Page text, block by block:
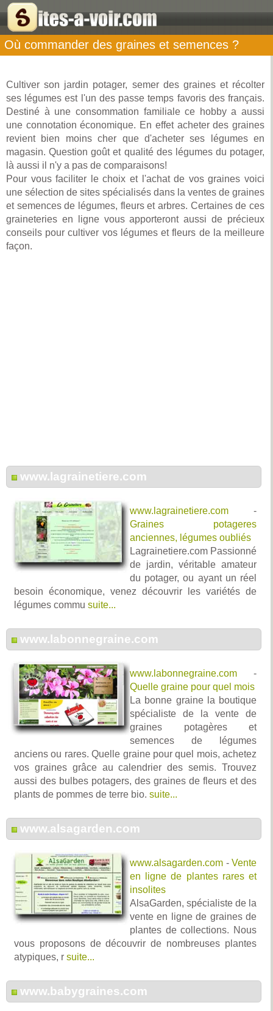
Où commander des graines et semences ?
Cultiver son jardin potager, semer des graines et récolter
ses légumes est l'un des passe temps favoris des français.
Destiné à une consommation familiale ce hobby a aussi
une connotation économique. En effet acheter des graines
revient bien moins cher que d'acheter ses légumes en
magasin. Question goût et qualité des légumes du potager,
là aussi il n'y a pas de comparaisons!
Pour vous faciliter le choix et l'achat de vos graines voici
une sélection de sites spécialisés dans la ventes de graines
et semences de légumes, fleurs et arbres. Certaines de ces
graineteries en ligne vous apporteront aussi de précieux
conseils pour cultiver vos légumes et fleurs de la meilleure
façon.
www.lagrainetiere.com
www.lagrainetiere.com -
Graines potageres
anciennes, légumes oubliés
Lagrainetiere.com Passionné
de jardin, véritable amateur
du potager, ou ayant un réel
besoin économique, venez découvrir les variétés de
légumes commu suite...
www.labonnegraine.com
www.labonnegraine.com -
Quelle graine pour quel mois
La bonne graine la boutique
spécialiste de la vente de
graines potagères et
semences de légumes
anciens ou rares. Quelle graine pour quel mois, achetez
vos graines grâce au calendrier des semis. Trouvez
aussi des bulbes potagers, des graines de fleurs et des
plants de pommes de terre bio. suite...
www.alsagarden.com
www.alsagarden.com - Vente
en ligne de plantes rares et
insolites
AlsaGarden, spécialiste de la
vente en ligne de graines de
plantes de collections. Nous
vous proposons de découvrir de nombreuses plantes
atypiques, r suite...
www.babygraines.com